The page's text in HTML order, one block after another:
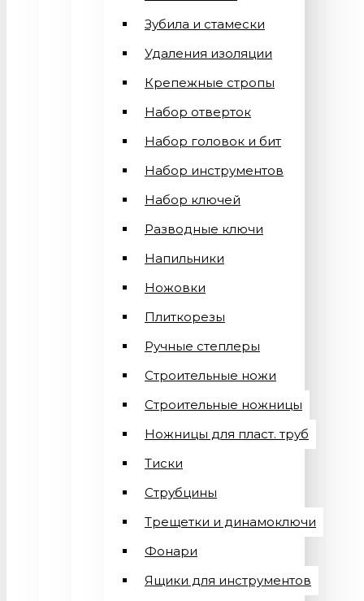
Зубила и стамески
Удаления изоляции
Крепежные стропы
Набор отверток
Набор головок и бит
Набор инструментов
Набор ключей
Разводные ключи
Напильники
Ножовки
Плиткорезы
Ручные степлеры
Строительные ножи
Строительные ножницы
Ножницы для пласт. труб
Тиски
Струбцины
Трещетки и динамоключи
Фонари
Ящики для инструментов